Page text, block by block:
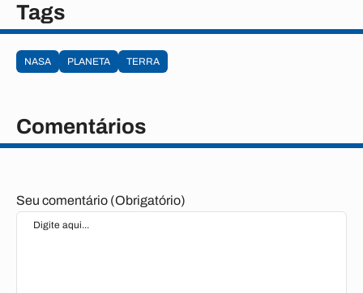
Tags
NASA PLANETA TERRA
Comentários
Seu comentário (Obrigatório)